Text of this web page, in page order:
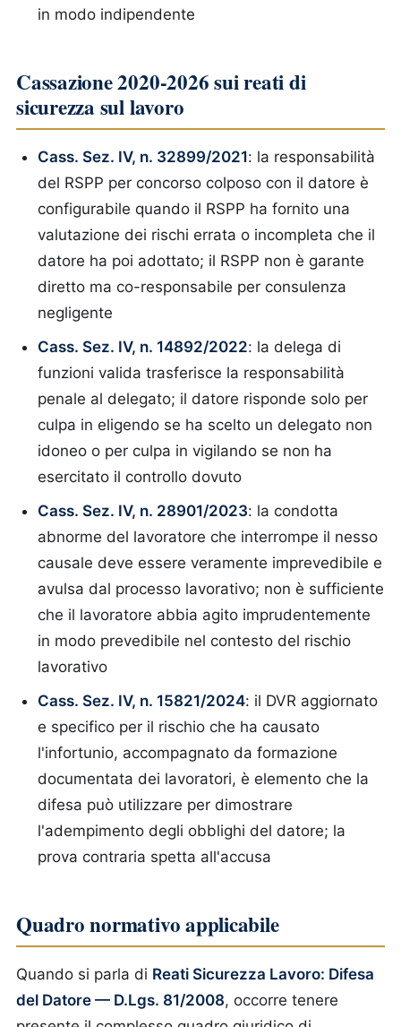
in modo indipendente
Cassazione 2020-2026 sui reati di
sicurezza sul lavoro
Cass. Sez. IV, n. 32899/2021: la responsabilità
del RSPP per concorso colposo con il datore è
configurabile quando il RSPP ha fornito una
valutazione dei rischi errata o incompleta che il
datore ha poi adottato; il RSPP non è garante
diretto ma co-responsabile per consulenza
negligente
Cass. Sez. IV, n. 14892/2022: la delega di
funzioni valida trasferisce la responsabilità
penale al delegato; il datore risponde solo per
culpa in eligendo se ha scelto un delegato non
idoneo o per culpa in vigilando se non ha
esercitato il controllo dovuto
Cass. Sez. IV, n. 28901/2023: la condotta
abnorme del lavoratore che interrompe il nesso
causale deve essere veramente imprevedibile e
avulsa dal processo lavorativo; non è sufficiente
che il lavoratore abbia agito imprudentemente
in modo prevedibile nel contesto del rischio
lavorativo
Cass. Sez. IV, n. 15821/2024: il DVR aggiornato
e specifico per il rischio che ha causato
l'infortunio, accompagnato da formazione
documentata dei lavoratori, è elemento che la
difesa può utilizzare per dimostrare
l'adempimento degli obblighi del datore; la
prova contraria spetta all'accusa
Quadro normativo applicabile
Quando si parla di Reati Sicurezza Lavoro: Difesa
del Datore — D.Lgs. 81/2008, occorre tenere